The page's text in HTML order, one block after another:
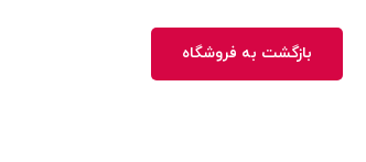
بازگشت به فروشگاه